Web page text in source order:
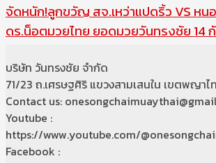
จัดหนัก!ลูกขวัญ สจ.เหว่าแปดริ้ว VS หน
ดร.น็อตมวยไทย ยอดมวยวันทรงชัย 14
บริษัท วันทรงชัย จำกัด
71/23 ถ.เศรษฐศิริ แขวงสามเสนใน เขตพญา
Contact us:
Youtube :
https://www.youtube.com/
Facebook :